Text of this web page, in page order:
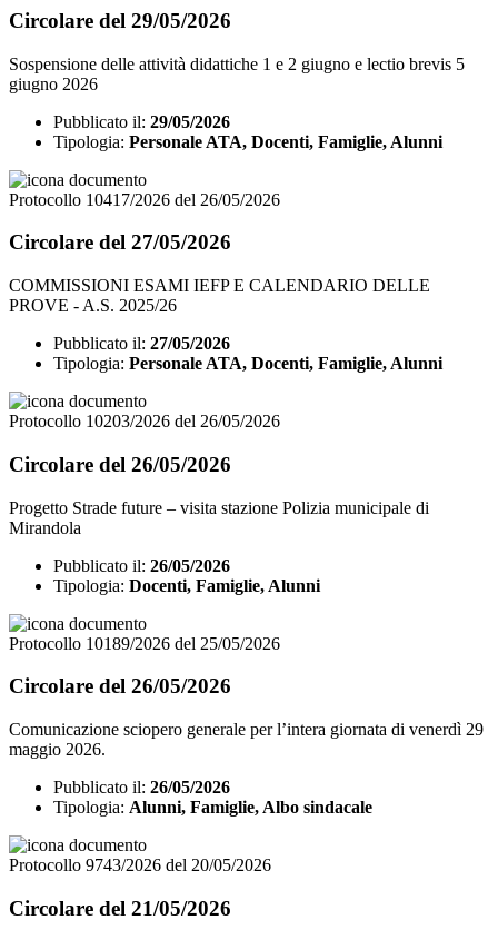
Circolare del 29/05/2026
Sospensione delle attività didattiche 1 e 2 giugno e lectio brevis 5
giugno 2026
Pubblicato il: 29/05/2026
Tipologia: Personale ATA, Docenti, Famiglie, Alunni
Protocollo 10417/2026 del 26/05/2026
Circolare del 27/05/2026
COMMISSIONI ESAMI IEFP E CALENDARIO DELLE
PROVE - A.S. 2025/26
Pubblicato il: 27/05/2026
Tipologia: Personale ATA, Docenti, Famiglie, Alunni
Protocollo 10203/2026 del 26/05/2026
Circolare del 26/05/2026
Progetto Strade future – visita stazione Polizia municipale di
Mirandola
Pubblicato il: 26/05/2026
Tipologia: Docenti, Famiglie, Alunni
Protocollo 10189/2026 del 25/05/2026
Circolare del 26/05/2026
Comunicazione sciopero generale per l’intera giornata di venerdì 29
maggio 2026.
Pubblicato il: 26/05/2026
Tipologia: Alunni, Famiglie, Albo sindacale
Protocollo 9743/2026 del 20/05/2026
Circolare del 21/05/2026